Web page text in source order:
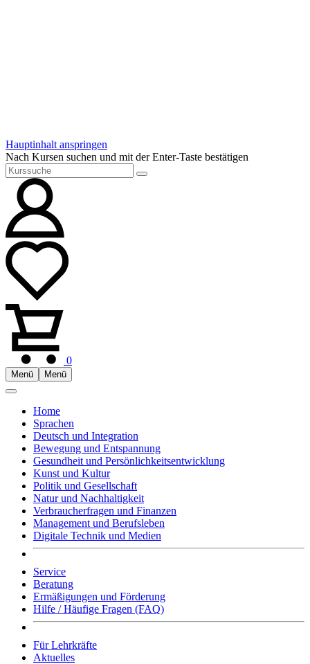
Hauptinhalt anspringen
Nach Kursen suchen und mit der Enter-Taste bestätigen
0
Menü Menü
Home
Sprachen
Deutsch und Integration
Bewegung und Entspannung
Gesundheit und Persönlichkeitsentwicklung
Kunst und Kultur
Politik und Gesellschaft
Natur und Nachhaltigkeit
Verbraucherfragen und Finanzen
Management und Berufsleben
Digitale Technik und Medien
Service
Beratung
Ermäßigungen und Förderung
Hilfe / Häufige Fragen (FAQ)
Für Lehrkräfte
Aktuelles